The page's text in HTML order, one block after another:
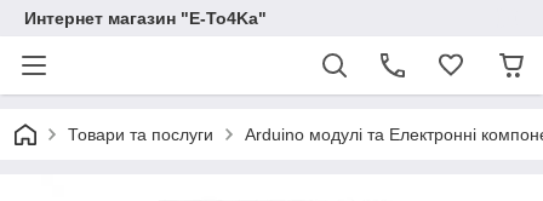
Интернет магазин "E-To4Ka"
Товари та послуги Arduino модулі та Електронні